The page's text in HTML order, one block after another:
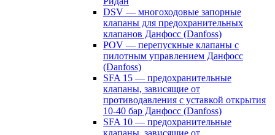
DSV — многоходовые запорные
клапаны для предохранительных
клапанов Данфосс (Danfoss)
POV — перепускные клапаны с
пилотным управлением Данфосс
(Danfoss)
SFA 15 — предохранительные
клапаны, зависящие от
противодавления с уставкой открытия
10-40 бар Данфосс (Danfoss)
SFA 10 — предохранительные
клапаны, зависящие от